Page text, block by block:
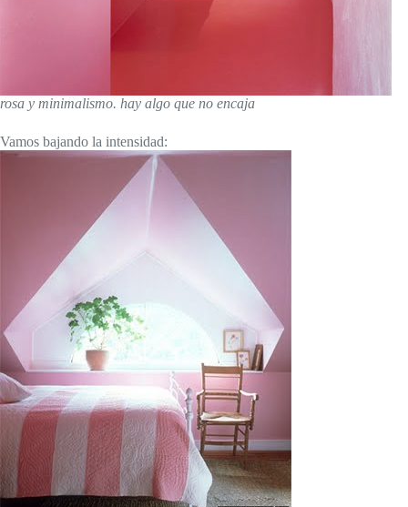
rosa y minimalismo. hay algo que no encaja
Vamos bajando la intensidad: